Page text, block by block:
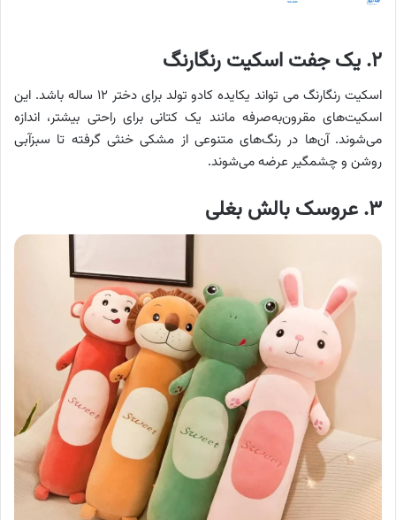
۲. یک جفت اسکیت رنگارنگ
اسکیت رنگارنگ می تواند یکایده کادو تولد برای دختر ۱۲ ساله باشد. این
اسکیت‌های مقرون‌به‌صرفه مانند یک کتانی برای راحتی بیشتر، اندازه
می‌شوند. آن‌ها در رنگ‌های متنوعی از مشکی خنثی گرفته تا سبزآبی
روشن و چشمگیر عرضه می‌شوند.
۳. عروسک بالش بغلی